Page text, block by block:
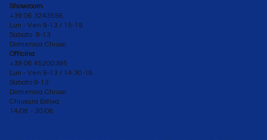
Showroom
+39 06 3243556
Lun - Ven 9-13 / 15-19
Sabato 9-13
Domenica Chiuso
Officina
+39 06 45200395
Lun - Ven 9-13 / 14.30-18
Sabato 9-13
Domenica Chiuso
Chiusura Estiva:
14/08 - 30/08